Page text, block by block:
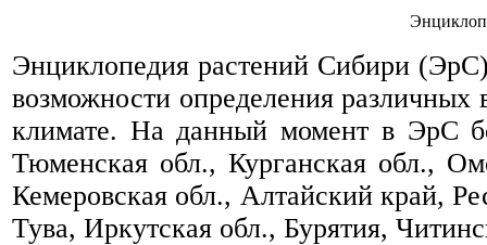
Энциклопедия растений Сибири (ЭрС)
возможности определения
климате. На данный момент в ЭрС
Тюменская обл., Курганская обл.,
Кемеровская обл., Алтайский край,
Тува, Иркутская обл., Бурятия,